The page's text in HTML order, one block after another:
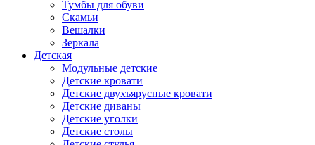
Тумбы для обуви
Скамьи
Вешалки
Зеркала
Детская
Модульные детские
Детские кровати
Детские двухъярусные кровати
Детские диваны
Детские уголки
Детские столы